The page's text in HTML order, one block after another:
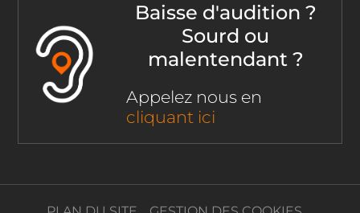
Baisse d'audition ?
Sourd ou
malentendant ?
Appelez nous en
cliquant ici